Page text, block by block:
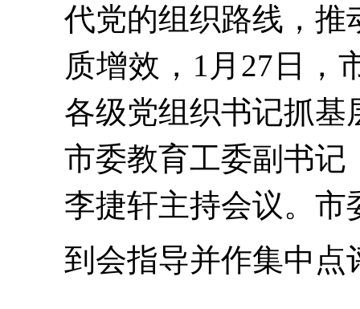
代党的组织路线，推
质增效， 1月27日，
各级党组织书记抓基
市委教育工委副书记
李捷轩主持会议。市
到会指导并作集中点